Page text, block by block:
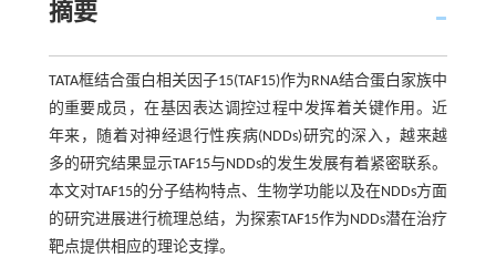
摘要
TATA框结合蛋白相关因子15(TAF15)作为RNA结合蛋白家族中
的重要成员，在基因表达调控过程中发挥着关键作用。近
年来，随着对神经退行性疾病(NDDs)研究的深入，越来越
多的研究结果显示TAF15与NDDs的发生发展有着紧密联系。
本文对TAF15的分子结构特点、生物学功能以及在NDDs方面
的研究进展进行梳理总结，为探索TAF15作为NDDs潜在治疗
靶点提供相应的理论支撑。